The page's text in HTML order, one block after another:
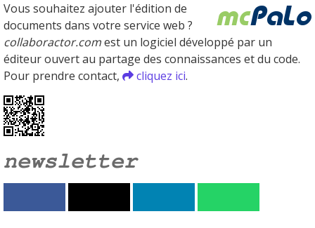
Vous souhaitez ajouter l'édition de
documents dans votre service web ?
collaboractor.comest un logiciel développé par un
éditeur ouvert au partage des connaissances et du code.
Pour prendre contact,
cliquez ici.